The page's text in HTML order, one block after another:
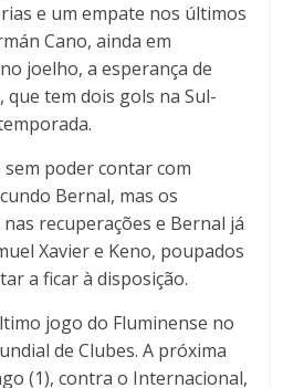
e um empate nos últimos
Cano, ainda em
joelho, a esperança de
que tem dois gols na Sul-
poder contar com
Bernal, mas os
recuperações e Bernal já
Xavier e Keno, poupados
a ficar à disposição.
jogo do Fluminense no
de Clubes. A próxima
(1), contra o Internacional,